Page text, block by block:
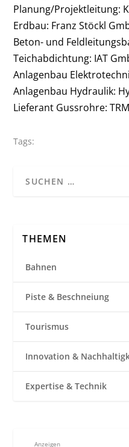
Planung/Projektleitung:
Erdbau: Franz Stöckl
Beton- und
Teichabdichtung: IAT
Anlagenbau
Anlagenbau Hydraulik:
Lieferant Gussrohre:
Tags:
THEMEN
Bahnen
Piste & Beschneiung
Tourismus
Innovation &
Expertise & Technik
Anzeigen